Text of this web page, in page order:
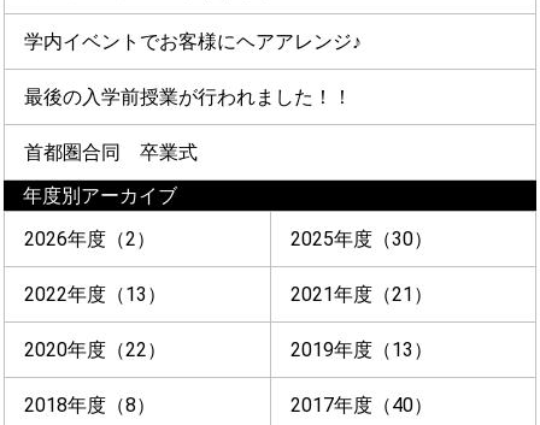
学内イベントでお客様にヘアアレンジ♪
最後の入学前授業が行われました！！
首都圏合同 卒業式
年度別アーカイブ
2026年度（2）
2025年度（30）
2022年度（13） 2021年度（21）
2020年度（22） 2019年度（13）
2018年度（8） 2017年度（40）